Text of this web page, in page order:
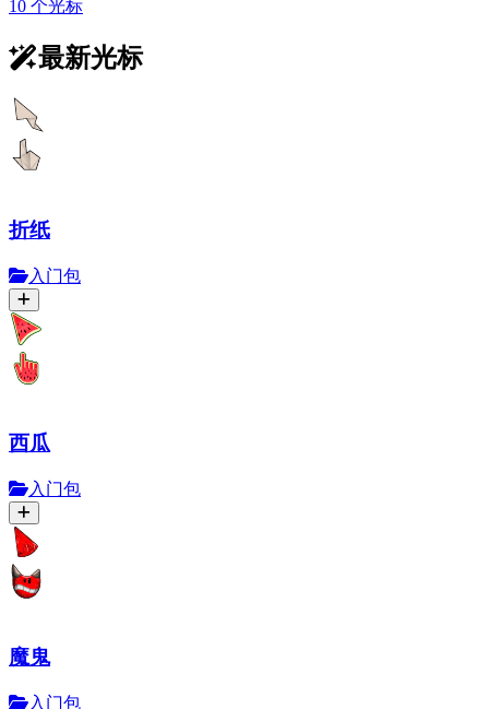
10 个光标
最新光标
折纸
入门包
西瓜
入门包
魔鬼
入门包